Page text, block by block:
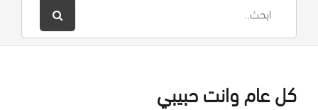
كل عام وانت حبيبي